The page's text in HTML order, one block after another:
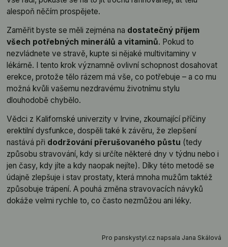
alespoň něčím prospějete.
Zaměřit byste se měli zejména na dostatečný příjem
všech potřebných minerálů a vitaminů. Pokud to
nezvládnete ve stravě, kupte si nějaké multivitaminy v
lékárně. I tento krok významně ovlivní schopnost dosahovat
erekce, protože tělo rázem má vše, co potřebuje – a co mu
možná kvůli vašemu nezdravému životnímu stylu
dlouhodobě chybělo.
Vědci z Kalifornské univerzity v Irvine, zkoumající příčiny
erektilní dysfunkce, dospěli také k závěru, že zlepšení
nastává při dodržování přerušovaného půstu (tedy
způsobu stravování, kdy si určíte některé dny v týdnu nebo i
jen časy, kdy jíte a kdy naopak nejíte). Díky této metodě se
údajně zlepšuje i stav prostaty, která mnoha mužům taktéž
způsobuje trápení. A pouhá změna stravovacích návyků
dokáže velmi rychle to, co často nezmůžou ani léky.
Pro panskystyl.cz napsala Jana Skálová